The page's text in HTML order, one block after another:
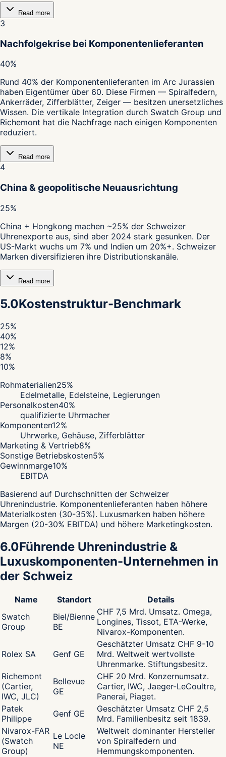
Read more
3
Nachfolgekrise bei Komponentenlieferanten
40%
Rund 40% der Komponentenlieferanten im Arc Jurassien
haben Eigentümer über 60. Diese Firmen — Spiralfedern,
Ankerräder, Zifferblätter, Zeiger — besitzen unersetzliches
Wissen. Die vertikale Integration durch Swatch Group und
Richemont hat die Nachfrage nach einigen Komponenten
reduziert.
Read more
4
China & geopolitische Neuausrichtung
25%
China + Hongkong machen ~25% der Schweizer
Uhrenexporte aus, sind aber 2024 stark gesunken. Der
US-Markt wuchs um 7% und Indien um 20%+. Schweizer
Marken diversifizieren ihre Distributionskanäle.
Read more
5.0Kostenstruktur-Benchmark
25%
40%
12%
8%
10%
Rohmaterialien25%
Edelmetalle, Edelsteine, Legierungen
Personalkosten40%
qualifizierte Uhrmacher
Komponenten12%
Uhrwerke, Gehäuse, Zifferblätter
Marketing & Vertrieb8%
Sonstige Betriebskosten5%
Gewinnmarge10%
EBITDA
Basierend auf Durchschnitten der Schweizer
Uhrenindustrie. Komponentenlieferanten haben höhere
Materialkosten (30-35%). Luxusmarken haben höhere
Margen (20-30% EBITDA) und höhere Marketingkosten.
6.0Führende Uhrenindustrie &
Luxuskomponenten-Unternehmen in
der Schweiz
Name Standort
Details
Swatch
Group
Biel/Bienne
BE
CHF 7,5 Mrd. Umsatz. Omega,
Longines, Tissot, ETA-Werke,
Nivarox-Komponenten.
Rolex SA Genf GE
Geschätzter Umsatz CHF 9-10
Mrd. Weltweit wertvollste
Uhrenmarke. Stiftungsbesitz.
Richemont
(Cartier,
IWC, JLC)
Bellevue
GE
CHF 20 Mrd. Konzernumsatz.
Cartier, IWC, Jaeger-LeCoultre,
Panerai, Piaget.
Patek
Philippe
Genf GE
Geschätzter Umsatz CHF 2,5
Mrd. Familienbesitz seit 1839.
Nivarox-FAR
(Swatch
Group)
Le Locle
NE
Weltweit dominanter Hersteller
von Spiralfedern und
Hemmungskomponenten.